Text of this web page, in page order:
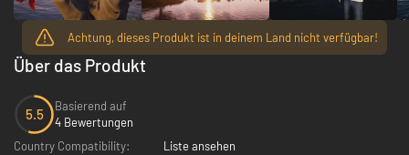
Achtung, dieses Produkt ist in deinem Land nicht verfügbar!
Über das Produkt
5.5
Basierend auf
4 Bewertungen
Country Compatibility:
Liste ansehen